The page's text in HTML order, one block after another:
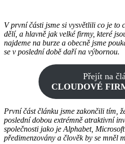
V první části jsme si vysvětlili co je to
dělí, a hlavně jak velké firmy, které
najdeme na burze a obecně jsme
se v poslední době daří na výbornou.
Přejít na
CLOUDOVÉ
První část článku jsme zakončili tím,
poslední dobou extrémně atraktivní
společnosti jako je Alphabet,
předimenzovány a člověk by se mněl